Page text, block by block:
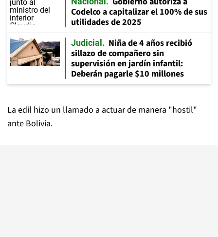
Codelco a capitalizar el 100% de sus
utilidades de 2025
Judicial
Niña de 4 años recibió
sillazo de compañero sin
supervisión en jardín infantil:
Deberán pagarle $10 millones
La edil hizo un llamado a actuar de manera "hostil"
ante Bolivia.